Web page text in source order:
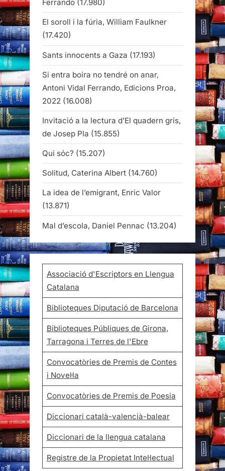
Ferrando (17.980)
El soroll i la fúria, William Faulkner
(17.420)
Sants innocents a Gaza (17.193)
Si entra boira no tendré on anar,
Antoni Vidal Ferrando, Edicions Proa,
2022 (16.008)
Invitació a la lectura d’El quadern gris,
de Josep Pla (15.855)
Qui sóc? (15.207)
Solitud, Caterina Albert (14.760)
La idea de l’emigrant, Enric Valor
(13.871)
Mal d’escola, Daniel Pennac (13.204)
Associació d'Escriptors en Llengua
Catalana
Biblioteques Diputació de Barcelona
Biblioteques Públiques de Girona,
Tarragona i Terres de l'Ebre
Convocatòries de Premis de Contes
i Novel·la
Convocatòries de Premis de Poesia
Diccionari català-valencià-balear
Diccionari de la llengua catalana
Registre de la Propietat Intel·lectual